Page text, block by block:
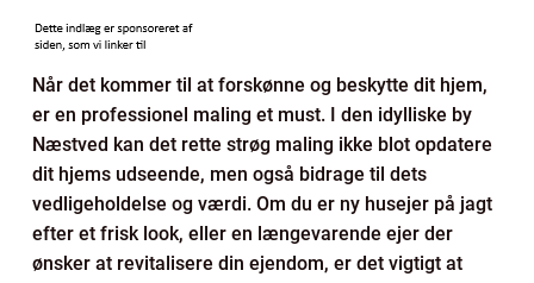
Når det kommer til at forskønne og beskytte dit hjem,
er en professionel maling et must. I den idylliske by
Næstved kan det rette strøg maling ikke blot opdatere
dit hjems udseende, men også bidrage til dets
vedligeholdelse og værdi. Om du er ny husejer på jagt
efter et frisk look, eller en længevarende ejer der
ønsker at revitalisere din ejendom, er det vigtigt at